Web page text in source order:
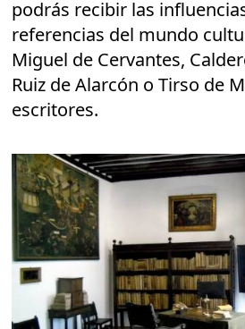
podrás recibir las
referencias del mundo
Miguel de Cervantes,
Ruiz de Alarcón o Tirso de
escritores.